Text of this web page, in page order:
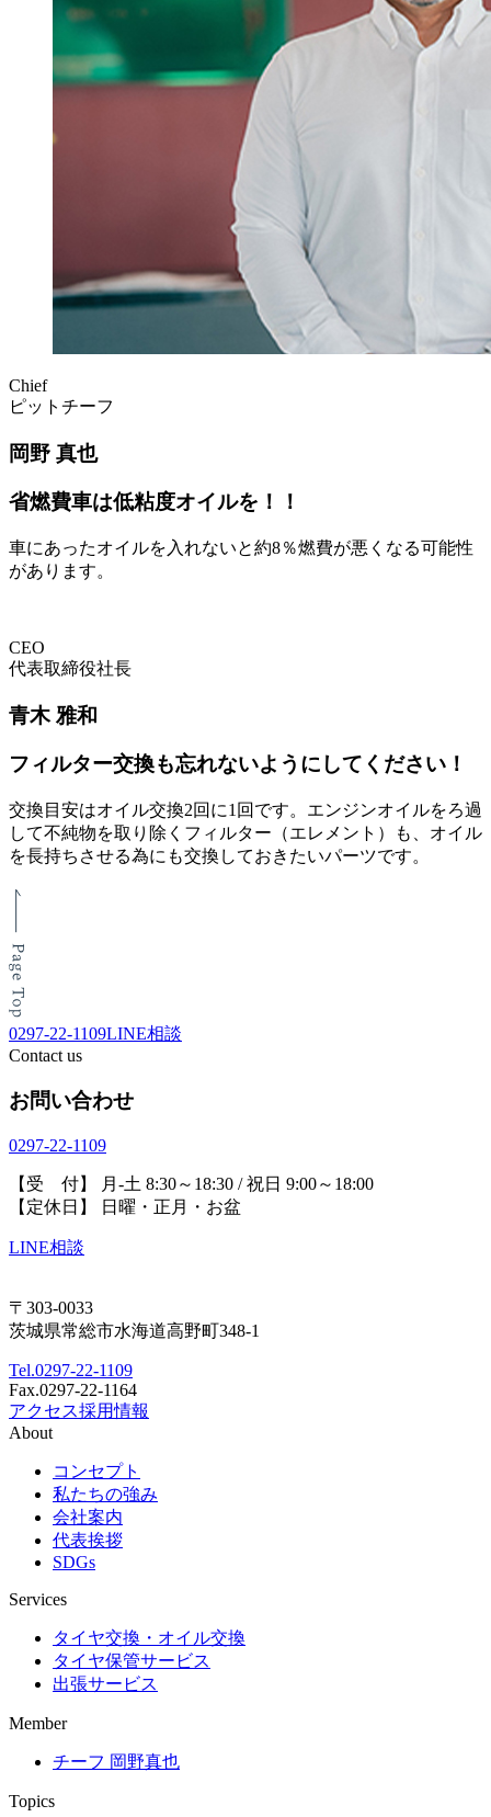
Chief
ピットチーフ
岡野 真也
省燃費車は低粘度オイルを！！
車にあったオイルを入れないと約8％燃費が悪くなる可能性
があります。
CEO
代表取締役社長
青木 雅和
フィルター交換も忘れないようにしてください！
交換目安はオイル交換2回に1回です。エンジンオイルをろ過
して不純物を取り除くフィルター（エレメント）も、オイル
を長持ちさせる為にも交換しておきたいパーツです。
0297-22-1109LINE相談
Contact us
お問い合わせ
0297-22-1109
【受 付】 月-土 8:30～18:30 / 祝日 9:00～18:00
【定休日】 日曜・正月・お盆
LINE相談
〒303-0033
茨城県常総市水海道高野町348-1
Tel.0297-22-1109
Fax.0297-22-1164
アクセス採用情報
About
コンセプト
私たちの強み
会社案内
代表挨拶
SDGs
Services
タイヤ交換・オイル交換
タイヤ保管サービス
出張サービス
Member
チーフ 岡野真也
Topics